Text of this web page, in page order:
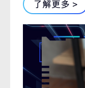
了解更多 >